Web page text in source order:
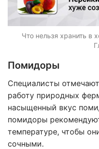
Что нельзя хранить в
Помидоры
Специалисты
работу природных
насыщенный вкус
помидоры
температуре, чтобы
сочными.